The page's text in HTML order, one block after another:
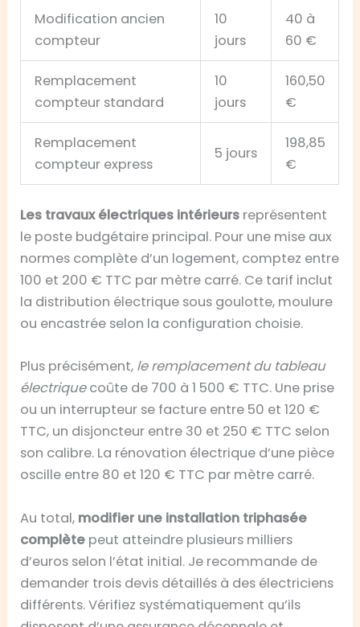
Modification ancien
compteur
10
jours
40 à
60 €
Remplacement
compteur standard
10
jours
160,50
€
Remplacement
compteur express
5 jours
198,85
€
Les travaux électriques intérieurs représentent
le poste budgétaire principal. Pour une mise aux
normes complète d’un logement, comptez entre
100 et 200 € TTC par mètre carré. Ce tarif inclut
la distribution électrique sous goulotte, moulure
ou encastrée selon la configuration choisie.
Plus précisément, le remplacement du tableau
électriquecoûte de 700 à 1 500 € TTC. Une prise
ou un interrupteur se facture entre 50 et 120 €
TTC, un disjoncteur entre 30 et 250 € TTC selon
son calibre. La rénovation électrique d’une pièce
oscille entre 80 et 120 € TTC par mètre carré.
Au total, modifier une installation triphasée
complète peut atteindre plusieurs milliers
d’euros selon l’état initial. Je recommande de
demander trois devis détaillés à des électriciens
différents. Vérifiez systématiquement qu’ils